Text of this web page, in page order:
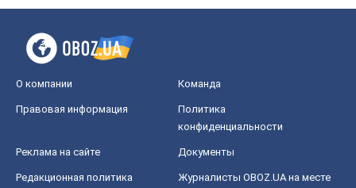
О компании Команда
Правовая информация
Политика
конфиденциальности
Реклама на сайте Документы
Редакционная политика
Журналисты OBOZ.UA на месте